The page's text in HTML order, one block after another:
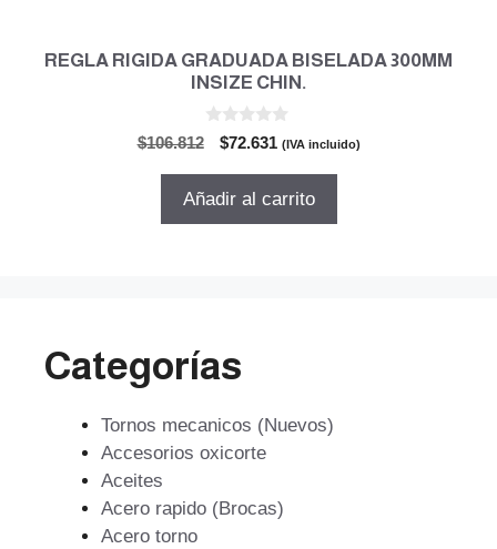
REGLA RIGIDA GRADUADA BISELADA 300MM
INSIZE CHIN.
$106.812
El
original
$72.631El
actual
(IVA incluido)
Añadir al carrito
Categorías
Tornos mecanicos (Nuevos)
Accesorios oxicorte
Aceites
Acero rapido (Brocas)
Acero torno